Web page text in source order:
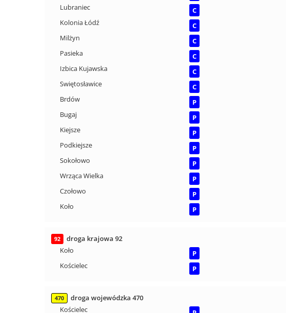
Lubraniec
C
Kolonia Łódź
C
Milżyn
C
Pasieka
C
Izbica Kujawska
C
Swiętosławice
C
Brdów
P
Bugaj
P
Kiejsze
P
Podkiejsze
P
Sokołowo
P
Wrząca Wielka
P
Czołowo
P
Koło
P
92
droga krajowa 92
Koło
P
Kościelec
P
470
droga wojewódzka 470
Kościelec